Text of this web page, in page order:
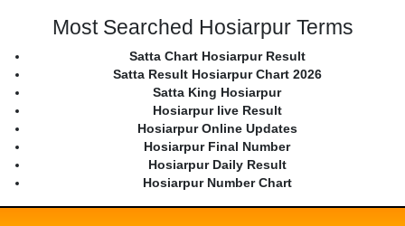
Most Searched Hosiarpur Terms
Satta Chart Hosiarpur Result
Satta Result Hosiarpur Chart 2026
Satta King Hosiarpur
Hosiarpur live Result
Hosiarpur Online Updates
Hosiarpur Final Number
Hosiarpur Daily Result
Hosiarpur Number Chart